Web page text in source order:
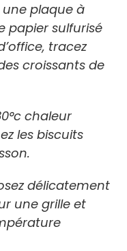
une plaque à
papier sulfurisé
tracez
croissants de
chaleur
les biscuits
délicatement
une grille et